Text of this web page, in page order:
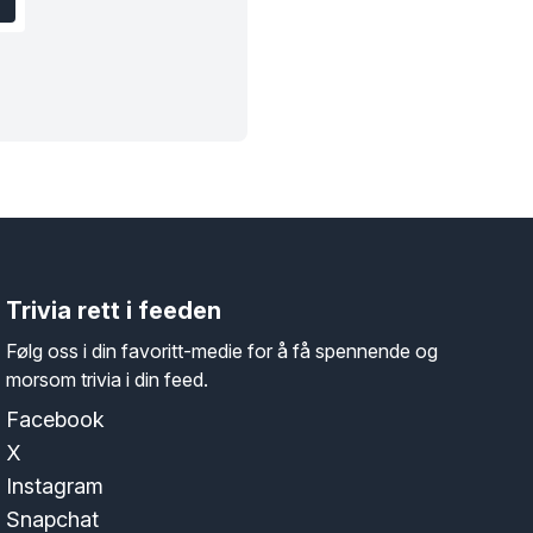
Trivia rett i feeden
Følg oss i din favoritt-medie for å få spennende og
morsom trivia i din feed.
Facebook
X
Instagram
Snapchat